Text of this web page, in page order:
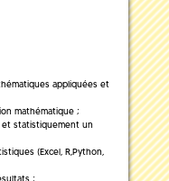
appliquées et
mathématique ;
statistiquement un
(Excel, R,Python,